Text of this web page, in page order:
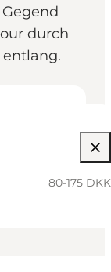
durch
80-175 DKK